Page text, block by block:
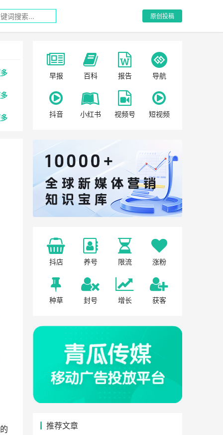
原创投稿
早报 百科 报告 导航
抖音 小红书 视频号 短视频
抖店 养号 限流 涨粉
种草 封号 增长 获客
推荐文章